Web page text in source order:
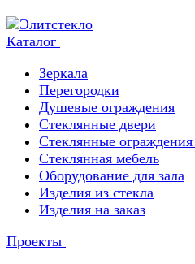
Каталог
Зеркала
Перегородки
Душевые ограждения
Стеклянные двери
Стеклянные
Стеклянная мебель
Оборудование для зала
Изделия из стекла
Изделия на заказ
Проекты